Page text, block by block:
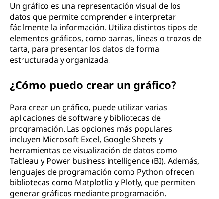
Un gráfico es una representación visual de los
datos que permite comprender e interpretar
fácilmente la información. Utiliza distintos tipos de
elementos gráficos, como barras, líneas o trozos de
tarta, para presentar los datos de forma
estructurada y organizada.
¿Cómo puedo crear un gráfico?
Para crear un gráfico, puede utilizar varias
aplicaciones de software y bibliotecas de
programación. Las opciones más populares
incluyen Microsoft Excel, Google Sheets y
herramientas de visualización de datos como
Tableau y Power business intelligence (BI). Además,
lenguajes de programación como Python ofrecen
bibliotecas como Matplotlib y Plotly, que permiten
generar gráficos mediante programación.